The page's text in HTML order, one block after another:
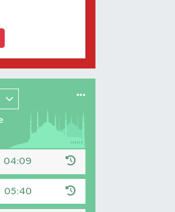
04:09
05:40